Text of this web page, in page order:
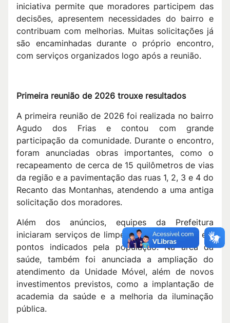
iniciativa permite que moradores participem das
decisões, apresentem necessidades do bairro e
contribuam com melhorias. Muitas solicitações já
são encaminhadas durante o próprio encontro,
com serviços organizados logo após a reunião.
Primeira reunião de 2026 trouxe resultados
A primeira reunião de 2026 foi realizada no bairro
Agudo dos Frias e contou com grande
participação da comunidade. Durante o encontro,
foram anunciadas obras importantes, como o
recapeamento de cerca de 15 quilômetros de vias
da região e a pavimentação das ruas 1, 2, 3 e 4 do
Recanto das Montanhas, atendendo a uma antiga
solicitação dos moradores.
Além dos anúncios, equipes da Prefeitura
iniciaram serviços de limpeza, roçada e poda em
pontos indicados pela população. Na área da
saúde, também foi anunciada a ampliação do
atendimento da Unidade Móvel, além de novos
investimentos previstos, como a implantação de
academia da saúde e a melhoria da iluminação
pública.